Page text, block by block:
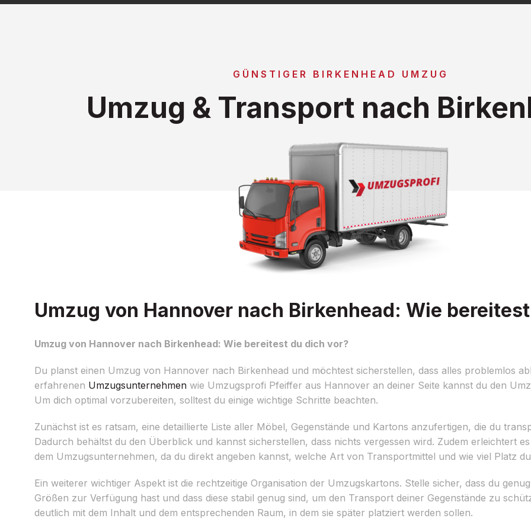
GÜNSTIGER BIRKENHEAD UMZUG
Umzug & Transport nach
Umzug von Hannover nach Birkenhead: Wie
Umzug von Hannover nach Birkenhead: Wie bereitest du dich vor?
Du planst einen Umzug von Hannover nach Birkenhead und möchtest sicherstellen, dass alles problemlos
erfahrenen Umzugsunternehmen wie Umzugsprofi Pfeiffer aus Hannover an deiner Seite kannst du den
Um dich optimal vorzubereiten, solltest du einige wichtige Schritte beachten.
Zunächst ist es ratsam, eine detaillierte Liste aller Möbel, Gegenstände und Kartons anzufertigen, die du
Dadurch behältst du den Überblick und kannst sicherstellen, dass nichts vergessen wird. Zudem erleichtert
dem Umzugsunternehmen, da du direkt angeben kannst, welche Art von Transportmittel und wie viel Platz
Ein weiterer wichtiger Aspekt ist die rechtzeitige Organisation der Umzugskartons. Stelle sicher, dass du
Größen zur Verfügung hast und dass diese stabil genug sind, um den Transport deiner Gegenstände zu
deutlich mit dem Inhalt und dem entsprechenden Raum, in dem sie später platziert werden sollen.